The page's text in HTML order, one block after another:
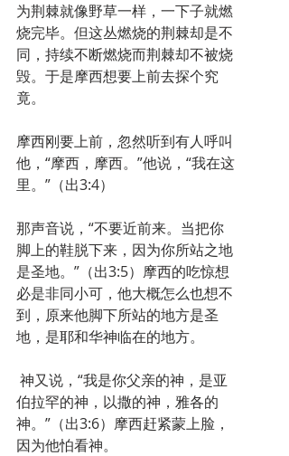
为荆棘就像野草一样，一下子就燃
烧完毕。但这丛燃烧的荆棘却是不
同，持续不断燃烧而荆棘却不被烧
毁。于是摩西想要上前去探个究
竟。
摩西刚要上前，忽然听到有人呼叫
他，“摩西，摩西。”他说，“我在这
里。”（出3:4）
那声音说，“不要近前来。当把你
脚上的鞋脱下来，因为你所站之地
是圣地。”（出3:5）摩西的吃惊想
必是非同小可，他大概怎么也想不
到，原来他脚下所站的地方是圣
地，是耶和华神临在的地方。
伯拉罕的神，以撒的神，雅各的
神。”（出3:6）摩西赶紧蒙上脸，
因为他怕看神。